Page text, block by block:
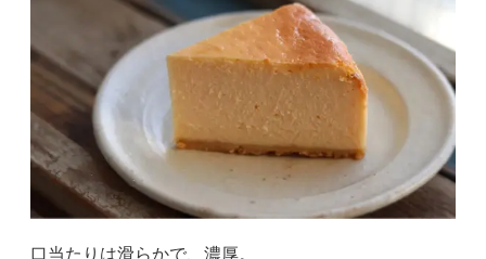
口当たりは滑らかで、濃厚。